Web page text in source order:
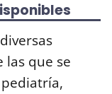
las que se